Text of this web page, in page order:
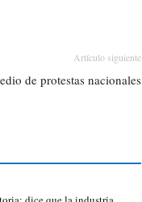
Artículo siguiente
de protestas nacionales